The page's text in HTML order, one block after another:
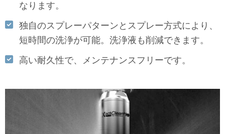
なります。
独自のスプレーパターンとスプレー方式により、
短時間の洗浄が可能。洗浄液も削減できます。
高い耐久性で、メンテナンスフリーです。